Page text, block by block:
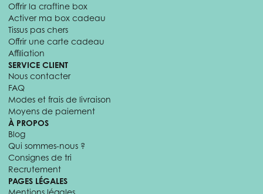
Offrir la craftine box
Activer ma box cadeau
Tissus pas chers
Offrir une carte cadeau
Affiliation
SERVICE CLIENT
Nous contacter
FAQ
Modes et frais de livraison
Moyens de paiement
À PROPOS
Blog
Qui sommes-nous ?
Consignes de tri
Recrutement
PAGES LÉGALES
Mentions légales